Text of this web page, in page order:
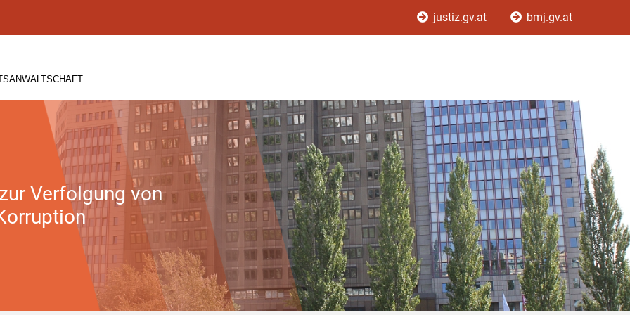
justiz.gv.at bmj.gv.at
Verfolgung von